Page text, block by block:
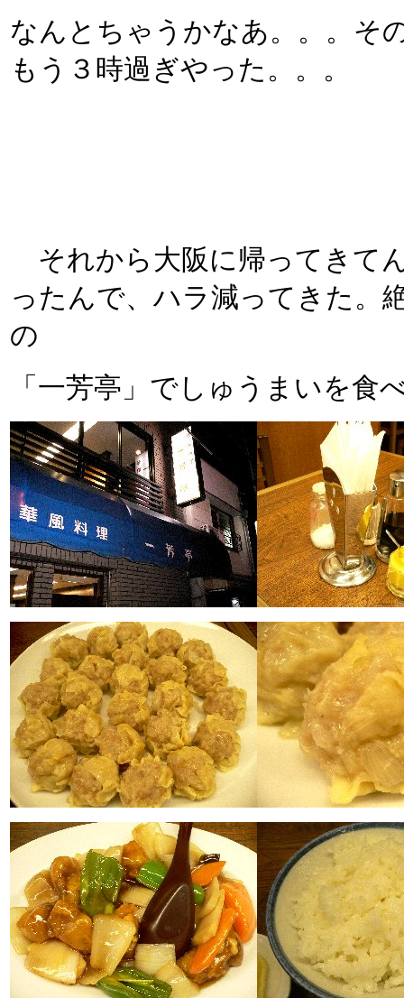
なんとちゃうかなあ。。。そ
もう３時過ぎやった。。。
それから大阪に帰ってきて
ったんで、ハラ減ってきた。
の
「一芳亭」でしゅうまいを食